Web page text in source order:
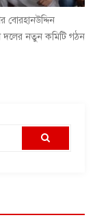
দলের নতুন কমিটি গঠন